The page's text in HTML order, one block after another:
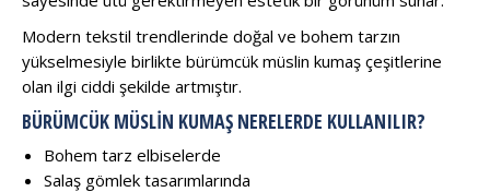
Modern tekstil trendlerinde doğal ve bohem tarzın
yükselmesiyle birlikte bürümcük müslin kumaş çeşitlerine
olan ilgi ciddi şekilde artmıştır.
BÜRÜMCÜK MÜSLIN KUMAŞ NERELERDE KULLANILIR?
Bohem tarz elbiselerde
Salaş gömlek tasarımlarında